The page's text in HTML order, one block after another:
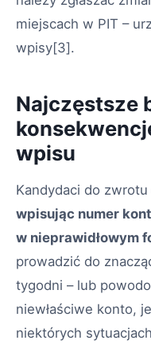
miejscach w PIT –
wpisy[3].
Najczęstsze
wpisu
Kandydaci do zwrotu
wpisując numer
w nieprawidłowym
prowadzić do
tygodni – lub
niewłaściwe konto,
niektórych